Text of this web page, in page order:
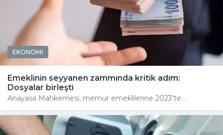
EKONOMİ
Emeklinin seyyanen zammında kritik adım:
Dosyalar birleşti
Anayasa Mahkemesi, memur emeklilerine 2023'te...